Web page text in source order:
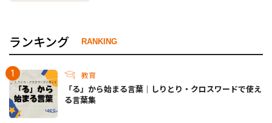
ランキング RANKING
教育
「る」から始まる言葉｜しりとり・クロスワードで使え
る言葉集